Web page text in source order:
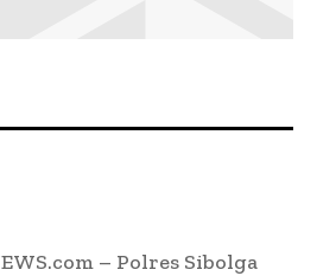
– Polres Sibolga